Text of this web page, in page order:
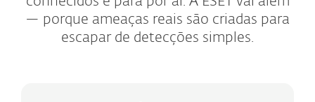
— porque ameaças reais são criadas para
escapar de detecções simples.